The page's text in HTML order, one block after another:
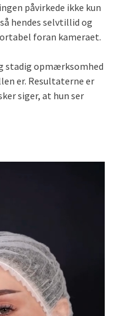
påvirkede ikke kun
hendes selvtillid og
foran kameraet.
stadig opmærksomhed
er. Resultaterne er
siger, at hun ser